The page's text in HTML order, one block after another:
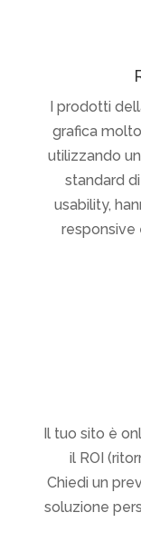
I prodotti
grafica
utilizzando
standard
usability,
responsive
Il tuo sito è
il ROI
Chiedi un
soluzione